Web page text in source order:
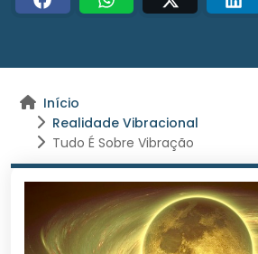
Início
Realidade Vibracional
Tudo É Sobre Vibração